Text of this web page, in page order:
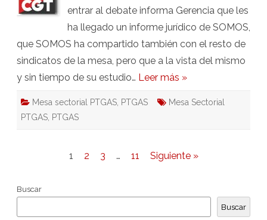
entrar al debate informa Gerencia que les
ha llegado un informe jurídico de SOMOS,
que SOMOS ha compartido también con el resto de
sindicatos de la mesa, pero que a la vista del mismo
y sin tiempo de su estudio… Leer más »
Mesa sectorial PTGAS PTGAS
Mesa Sectorial
PTGAS PTGAS
Paginación
entradas
1 2 3 … 11 Siguiente »
Buscar
Buscar